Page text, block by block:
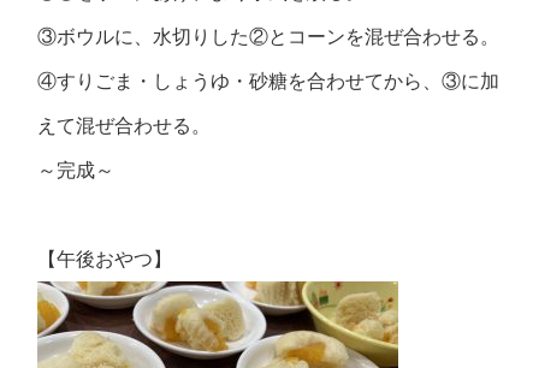
③ボウルに、水切りした②とコーンを混ぜ合わせる。
④すりごま・しょうゆ・砂糖を合わせてから、③に加
えて混ぜ合わせる。
～完成～
【午後おやつ】